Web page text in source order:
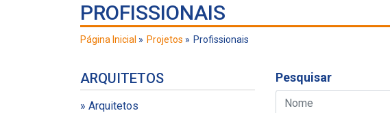
PROFISSIONAIS
Página Inicial Projetos Profissionais
ARQUITETOS
» Arquitetos
Pesquisar